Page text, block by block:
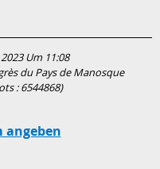
Um 11:08
du Pays de Manosque
:6544868)
angeben